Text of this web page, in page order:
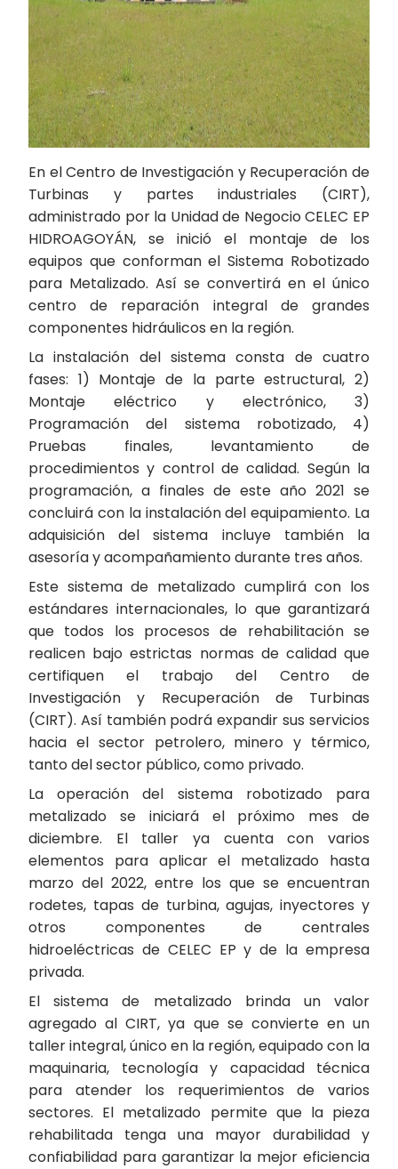
En el Centro de Investigación y Recuperación de
Turbinas y partes industriales (CIRT),
administrado por la Unidad de Negocio CELEC EP
HIDROAGOYÁN, se inició el montaje de los
equipos que conforman el Sistema Robotizado
para Metalizado. Así se convertirá en el único
centro de reparación integral de grandes
componentes hidráulicos en la región.
La instalación del sistema consta de cuatro
fases: 1) Montaje de la parte estructural, 2)
Montaje eléctrico y electrónico, 3)
Programación del sistema robotizado, 4)
Pruebas finales, levantamiento de
procedimientos y control de calidad. Según la
programación, a finales de este año 2021 se
concluirá con la instalación del equipamiento. La
adquisición del sistema incluye también la
asesoría y acompañamiento durante tres años.
Este sistema de metalizado cumplirá con los
estándares internacionales, lo que garantizará
que todos los procesos de rehabilitación se
realicen bajo estrictas normas de calidad que
certifiquen el trabajo del Centro de
Investigación y Recuperación de Turbinas
(CIRT). Así también podrá expandir sus servicios
hacia el sector petrolero, minero y térmico,
tanto del sector público, como privado.
La operación del sistema robotizado para
metalizado se iniciará el próximo mes de
diciembre. El taller ya cuenta con varios
elementos para aplicar el metalizado hasta
marzo del 2022, entre los que se encuentran
rodetes, tapas de turbina, agujas, inyectores y
otros componentes de centrales
hidroeléctricas de CELEC EP y de la empresa
privada.
El sistema de metalizado brinda un valor
agregado al CIRT, ya que se convierte en un
taller integral, único en la región, equipado con la
maquinaria, tecnología y capacidad técnica
para atender los requerimientos de varios
sectores. El metalizado permite que la pieza
rehabilitada tenga una mayor durabilidad y
confiabilidad para garantizar la mejor eficiencia